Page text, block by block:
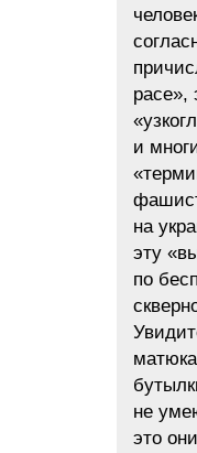
расе»,
и
на
эту
по
не
это